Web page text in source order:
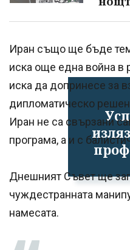
Иран също ще бъде
иска още една война в
иска да допринесе за
дипломатическо
Иран не са свързани
програма, а и с
Днешният Съвет ще
чуждестранната
намесата.